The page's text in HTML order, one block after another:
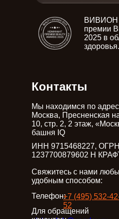
ВИВИOН
премии
2025 в
здоровья.
Телефон:
Для обращений
+7 (495) 532-
52
Контакты
Мы находимся по
Москва, Пресненская
10, стр. 2, 2 этаж,
башня IQ
ИНН 9715468227, ОГРН
1237700879602 Н
Cвяжитесь с нами
удобным способом:
Оставьте